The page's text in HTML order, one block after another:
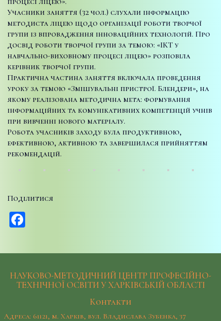
Учасники заняття (32 чол.) слухали інформацію
методиста ліцею щодо організації роботи творчої
групи із впровадження інноваційних технологій. Про
досвід роботи творчої групи за темою: «ІКТ у
навчально-виховному процесі ліцею» розповіла
керівник творчої групи.
Практична частина заняття включала проведення
уроку за темою «Змішувальні пристрої. Блендери», на
якому реалізована методична мета: формування
інформаційних та комунікативних компетенцій учнів
при вивченні нового матеріалу.
Робота учасників заходу була продуктивною,
ефективною, активною та завершилася прийняттям
рекомендацій.
Поділитися
НАУКОВО-МЕТОДИЧНИЙ ЦЕНТР ПРОФЕСІЙНО-
ТЕХНІЧНОЇ ОСВІТИ У ХАРКІВСЬКІЙ ОБЛАСТІ
Контакти
Адреса: 61121, м. Харків, вул. Владислава Зубенка, 37